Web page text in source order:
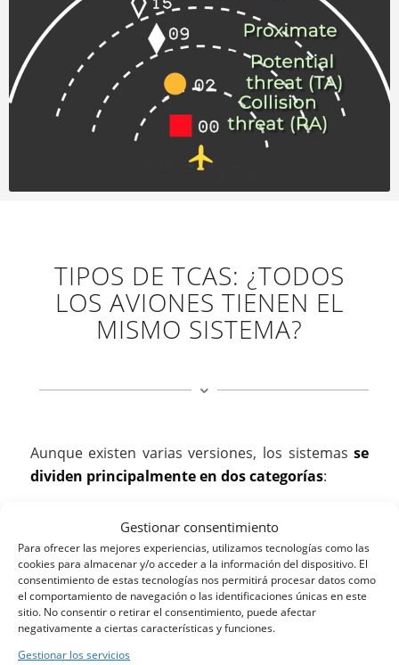
Gestionar consentimiento
Para ofrecer las mejores experiencias, utilizamos tecnologías como las
cookies para almacenar y/o acceder a la información del dispositivo. El
consentimiento de estas tecnologías nos permitirá procesar datos como
el comportamiento de navegación o las identificaciones únicas en este
sitio. No consentir o retirar el consentimiento, puede afectar
negativamente a ciertas características y funciones.
Gestionar los servicios
TIPOS DE TCAS: ¿TODOS
LOS AVIONES TIENEN EL
MISMO SISTEMA?
Aunque existen varias versiones, los sistemasse
dividen principalmente en dos categorías:
TCAS I
Es el sistema más básico.Solo emite avisos de
tráfico(Traffic Advisories), pero no ofrece
soluciones de maniobra. Es común en aeronaves